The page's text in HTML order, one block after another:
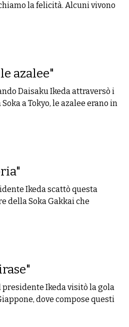
la felicità. Alcuni vivono
azalee"
Daisaku Ikeda attraversò i
a Tokyo, le azalee erano in
Ikeda scattò questa
della Soka Gakkai che
presidente Ikeda visitò la gola
dove compose questi